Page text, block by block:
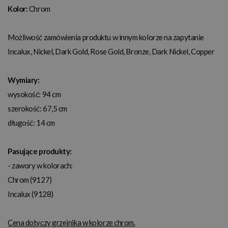
Kolor:Chrom
Możliwość zamówienia produktu w innym kolorze na zapytanie
Incalux, Nickel, Dark Gold, Rose Gold, Bronze, Dark Nickel, Copper
Wymiary:
wysokość: 94 cm
szerokość: 67,5 cm
długość: 14 cm
Pasujące produkty:
- zawory w kolorach:
Chrom (9127)
Incalux (9128)
Cena dotyczy grzejnika w kolorze chrom.